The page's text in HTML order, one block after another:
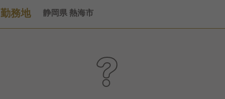
勤務地 静岡県 熱海市